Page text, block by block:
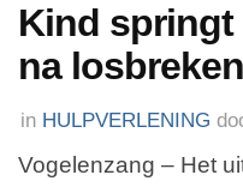
Kind springt
na
in HULPVERLENING
Vogelenzang – Het